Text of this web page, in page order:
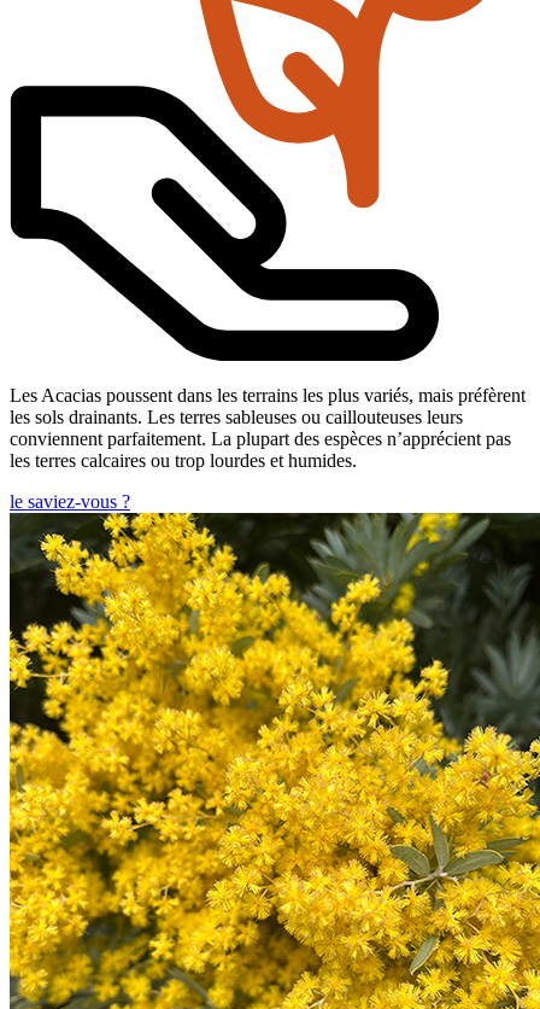
Les Acacias poussent dans les terrains les plus variés, mais préfèrent
les sols drainants. Les terres sableuses ou caillouteuses leurs
conviennent parfaitement. La plupart des espèces n’apprécient pas
les terres calcaires ou trop lourdes et humides.
le saviez-vous ?